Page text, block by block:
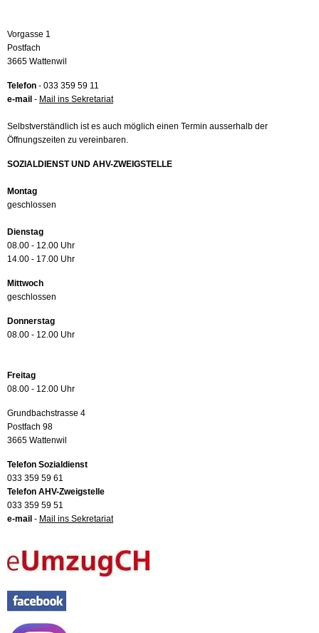
Vorgasse 1
Postfach
3665 Wattenwil
Telefon - 033 359 59 11
e-mail - Mail ins Sekretariat
Selbstverständlich ist es auch möglich einen Termin ausserhalb der
Öffnungszeiten zu vereinbaren.
SOZIALDIENST UND AHV-ZWEIGSTELLE
Montag
geschlossen
Dienstag
08.00 - 12.00 Uhr
14.00 - 17.00 Uhr
Mittwoch
geschlossen
Donnerstag
08.00 - 12.00 Uhr
Freitag
08.00 - 12.00 Uhr
Grundbachstrasse 4
Postfach 98
3665 Wattenwil
Telefon Sozialdienst
033 359 59 61
Telefon AHV-Zweigstelle
033 359 59 51
e-mail - Mail ins Sekretariat